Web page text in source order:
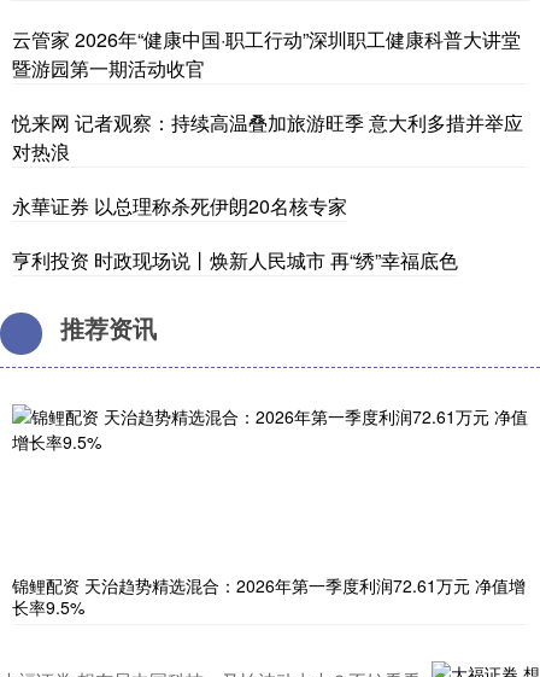
云管家 2026年“健康中国·职工行动”深圳职工健康科普大讲堂
暨游园第一期活动收官
悦来网 记者观察：持续高温叠加旅游旺季 意大利多措并举应
对热浪
永華证券 以总理称杀死伊朗20名核专家
亨利投资 时政现场说丨焕新人民城市 再“绣”幸福底色
推荐资讯
锦鲤配资 天治趋势精选混合：2026年第一季度利润72.61万元 净值增
长率9.5%